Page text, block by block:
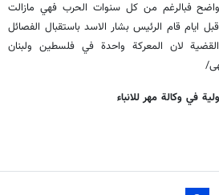
فبالرغم من كل سنوات الحرب فهي مازالت
ايام قام الرئيس بشار الاسد باستقبال الفصائل
لان المعركة واحدة في فلسطين ولبنان
في وکالة مهر للانباء